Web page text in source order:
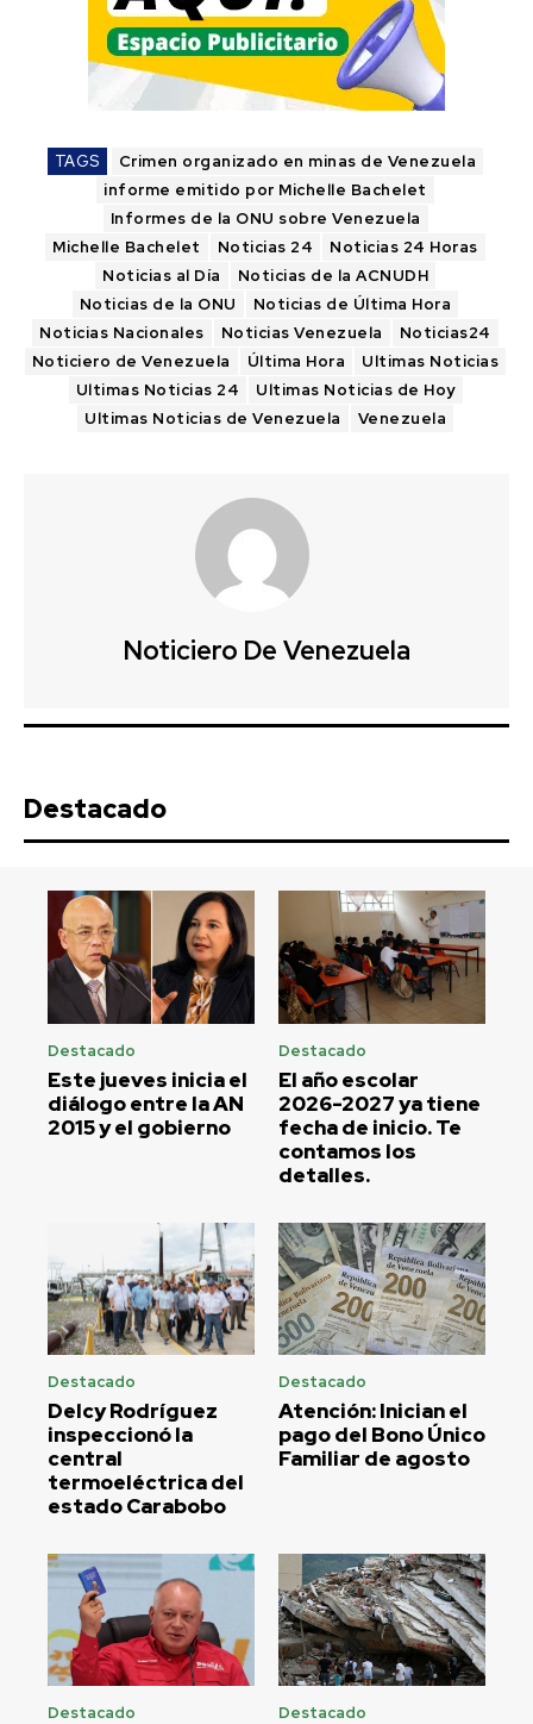
TAGS
Crimen organizado en minas de Venezuela
informe emitido por Michelle Bachelet
Informes de la ONU sobre Venezuela
Michelle Bachelet
Noticias 24
Noticias 24 Horas
Noticias al Día
Noticias de la ACNUDH
Noticias de la ONU
Noticias de Última Hora
Noticias Nacionales
Noticias Venezuela
Noticias24
Noticiero de Venezuela
Última Hora
Ultimas Noticias
Ultimas Noticias 24
Ultimas Noticias de Hoy
Ultimas Noticias de Venezuela
Venezuela
Noticiero De Venezuela
Destacado
Destacado
Este jueves inicia el
diálogo entre la AN
2015 y el gobierno
Destacado
El año escolar
2026-2027 ya tiene
fecha de inicio. Te
contamos los
detalles.
Destacado
Delcy Rodríguez
inspeccionó la
central
termoeléctrica del
estado Carabobo
Destacado
Atención: Inician el
pago del Bono Único
Familiar de agosto
Destacado Destacado